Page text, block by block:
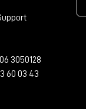
3050128
60 03 43